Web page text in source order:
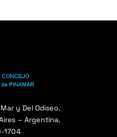
y Del Odiseo.
– Argentina.
1704